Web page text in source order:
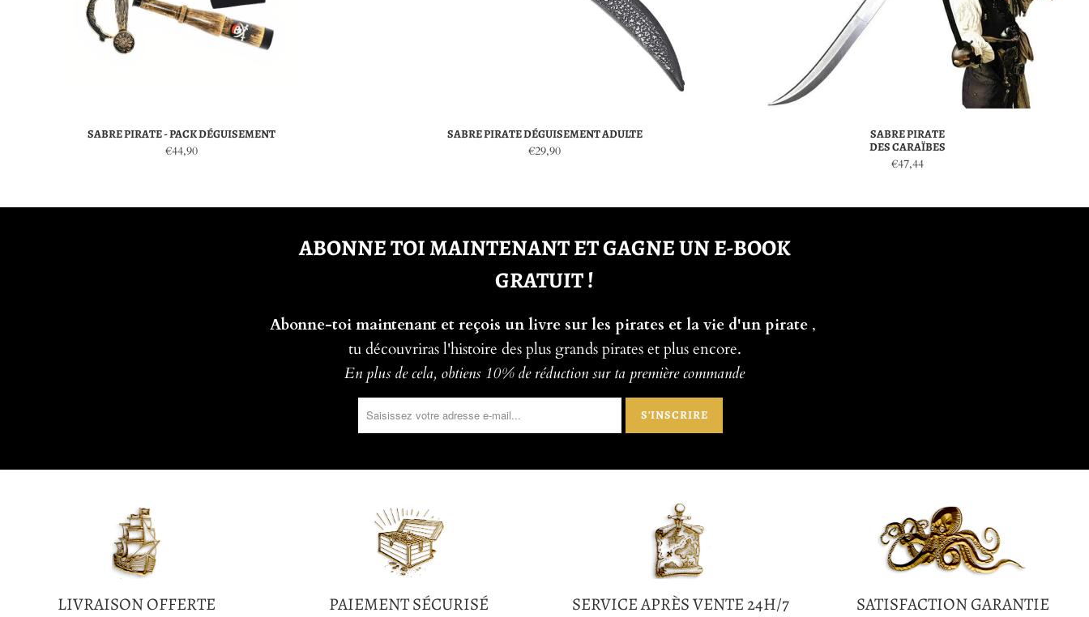
SABRE PIRATE - PACK DÉGUISEMENT
€44,90
SABRE PIRATE DÉGUISEMENT ADULTE
€29,90
SABRE PIRATE
DES CARAÏBES
€47,44
ABONNE TOI MAINTENANT ET GAGNE UN E-BOOK
GRATUIT !
Abonne-toi maintenant et reçois un livre sur les pirates et la vie d'un pirate,
tu découvriras l'histoire des plus grands pirates et plus encore.
En plus de cela, obtiens 10% de réduction sur ta première commande
LIVRAISON OFFERTE PAIEMENT SÉCURISÉ SERVICE APRÈS VENTE 24H/7 SATISFACTION GARANTIE